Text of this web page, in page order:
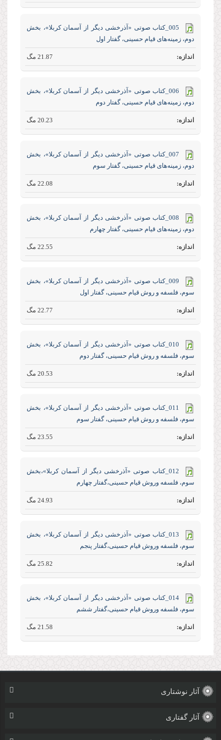
005_کتاب صوتی «آذرخشی‌ دیگر‌ از‌ آسمان‌ کربلا»، بخش
دوم، زمینه‌های قیام حسینی، گفتار اول
21.87 مگ
006_کتاب صوتی «آذرخشی‌ دیگر‌ از‌ آسمان‌ کربلا»، بخش
دوم، زمینه‌های قیام حسینی، گفتار دوم
20.23 مگ
007_کتاب صوتی «آذرخشی‌ دیگر‌ از‌ آسمان‌ کربلا»، بخش
دوم، زمینه‌های قیام حسینی، گفتار سوم
22.08 مگ
008_کتاب صوتی «آذرخشی‌ دیگر‌ از‌ آسمان‌ کربلا»، بخش
دوم، زمینه‌های قیام حسینی، گفتار چهارم
22.55 مگ
009_کتاب صوتی «آذرخشی‌ دیگر‌ از‌ آسمان‌ کربلا»، بخش
سوم، فلسفه و روش قیام حسینی، گفتار اول
22.77 مگ
010_کتاب صوتی «آذرخشی‌ دیگر‌ از‌ آسمان‌ کربلا»، بخش
سوم، فلسفه و روش قیام حسینی، گفتار دوم
20.53 مگ
011_کتاب صوتی «آذرخشی‌ دیگر‌ از‌ آسمان‌ کربلا»، بخش
سوم، فلسفه و روش قیام حسینی، گفتار سوم
23.55 مگ
012_کتاب صوتی «آذرخشی‌ دیگر‌ از‌ آسمان‌ کربلا»،بخش
سوم، فلسفه وروش قیام حسینی،گفتار چهارم
24.93 مگ
013_کتاب صوتی «آذرخشی‌ دیگر‌ از‌ آسمان‌ کربلا»، بخش
سوم، فلسفه وروش قیام حسینی،گفتار پنجم
25.82 مگ
014_کتاب صوتی «آذرخشی‌ دیگر‌ از‌ آسمان‌ کربلا»، بخش
سوم، فلسفه وروش قیام حسینی،گفتار ششم
21.58 مگ
آثار نوشتاری
آثار گفتاری